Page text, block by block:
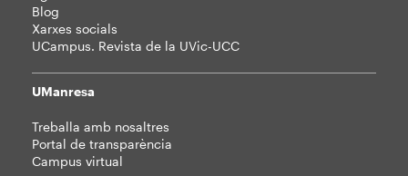
Blog
Xarxes socials
UCampus. Revista de la UVic-UCC
UManresa
Treballa amb nosaltres
Portal de transparència
Campus virtual